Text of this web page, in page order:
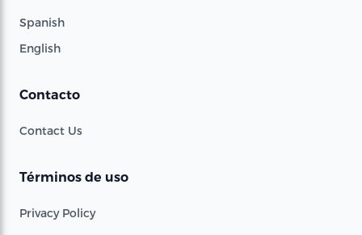
Spanish
English
Contacto
Contact Us
Términos de uso
Privacy Policy